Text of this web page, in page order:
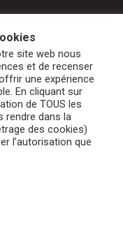
site web nous
et de recenser
une expérience
En cliquant sur
de TOUS les
rendre dans la
des cookies)
l’autorisation que